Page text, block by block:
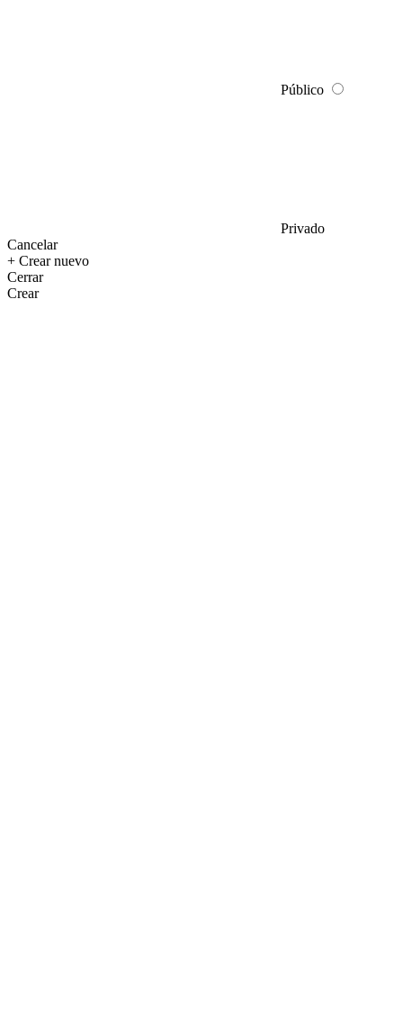
Público
Privado
Cancelar
+ Crear nuevo
Cerrar
Crear